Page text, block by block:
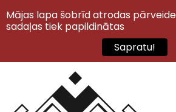
Mājas lapa šobrīd atrodas
sadaļas tiek papildinātas
Sapratu!